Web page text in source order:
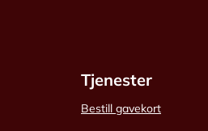
Tjenester
Bestill gavekort